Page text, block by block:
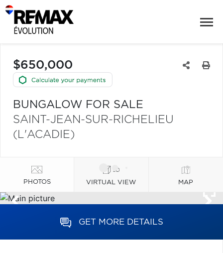
$650,000
BUNGALOW FOR SALE
SAINT-JEAN-SUR-RICHELIEU
(L'ACADIE)
PHOTOS VIRTUAL VIEW MAP
GET MORE DETAILS